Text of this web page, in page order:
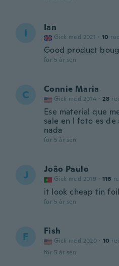
I Ian
Gick med 2021 · 10
Good product
för 5 år sen
C Connie Maria
Gick med 2014 · 28
Ese material que
sale en l foto es de
nada
för 5 år sen
J João Paulo
Gick med 2019 · 116
it look cheap tin
för 5 år sen
F Fish
Gick med 2020 · 10
för 5 år sen